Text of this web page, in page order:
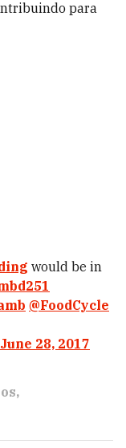
para
would be in
@FoodCycle
June 28, 2017